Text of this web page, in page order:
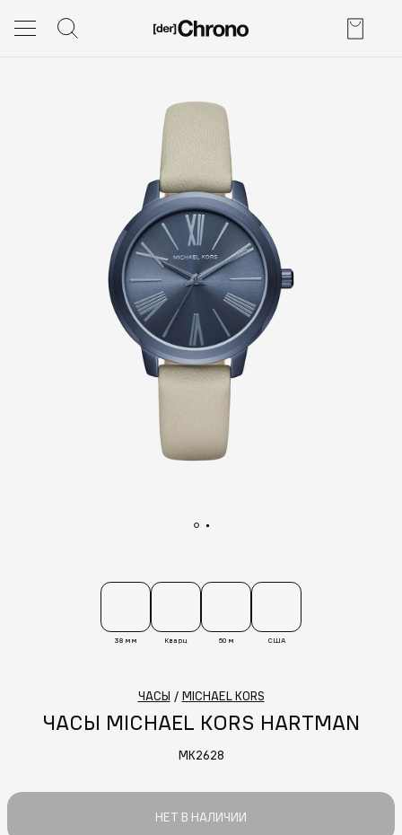
38 мм Кварц 50 м США
ЧАСЫ / MICHAEL KORS
ЧАСЫ MICHAEL KORS HARTMAN
MK2628
НЕТ В НАЛИЧИИ